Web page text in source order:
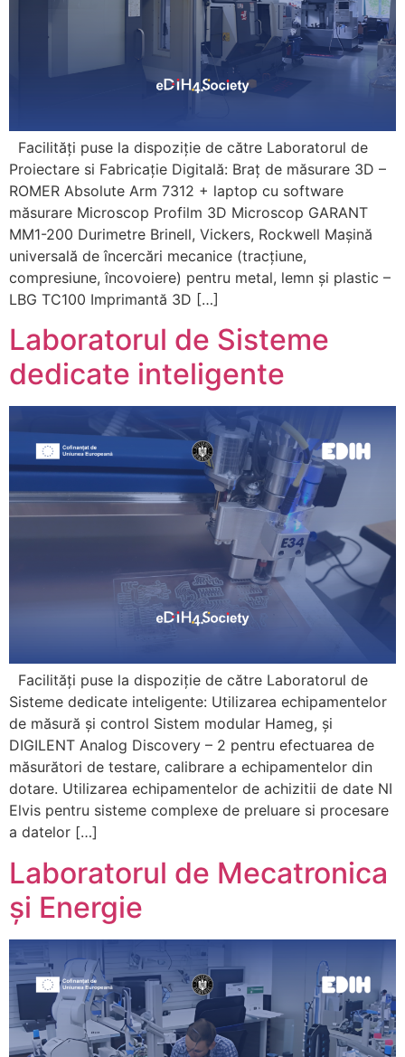
Facilități puse la dispoziție de către Laboratorul de
Proiectare si Fabricație Digitală: Braț de măsurare 3D –
ROMER Absolute Arm 7312 + laptop cu software
măsurare Microscop Profilm 3D Microscop GARANT
MM1-200 Durimetre Brinell, Vickers, Rockwell Mașină
universală de încercări mecanice (tracțiune,
compresiune, încovoiere) pentru metal, lemn și plastic –
LBG TC100 Imprimantă 3D […]
Laboratorul de Sisteme
dedicate inteligente
Facilități puse la dispoziție de către Laboratorul de
Sisteme dedicate inteligente: Utilizarea echipamentelor
de măsură și control Sistem modular Hameg, și
DIGILENT Analog Discovery – 2 pentru efectuarea de
măsurători de testare, calibrare a echipamentelor din
dotare. Utilizarea echipamentelor de achizitii de date NI
Elvis pentru sisteme complexe de preluare si procesare
a datelor […]
Laboratorul de Mecatronica
și Energie